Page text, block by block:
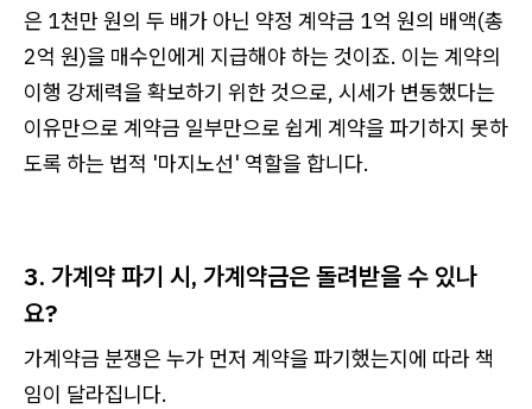
은 1천만 원의 두 배가 아닌 약정 계약금 1억 원의 배액(총
2억 원)을 매수인에게 지급해야 하는 것이죠. 이는 계약의
이행 강제력을 확보하기 위한 것으로, 시세가 변동했다는
이유만으로 계약금 일부만으로 쉽게 계약을 파기하지 못하
도록 하는 법적 '마지노선' 역할을 합니다.
3. 가계약 파기 시, 가계약금은 돌려받을 수 있나
요?
가계약금 분쟁은 누가 먼저 계약을 파기했는지에 따라 책
임이 달라집니다.